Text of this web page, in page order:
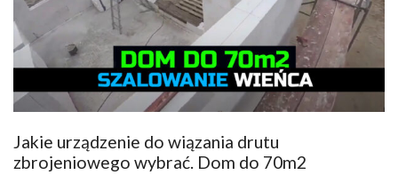
Jakie urządzenie do wiązania drutu
zbrojeniowego wybrać. Dom do 70m2